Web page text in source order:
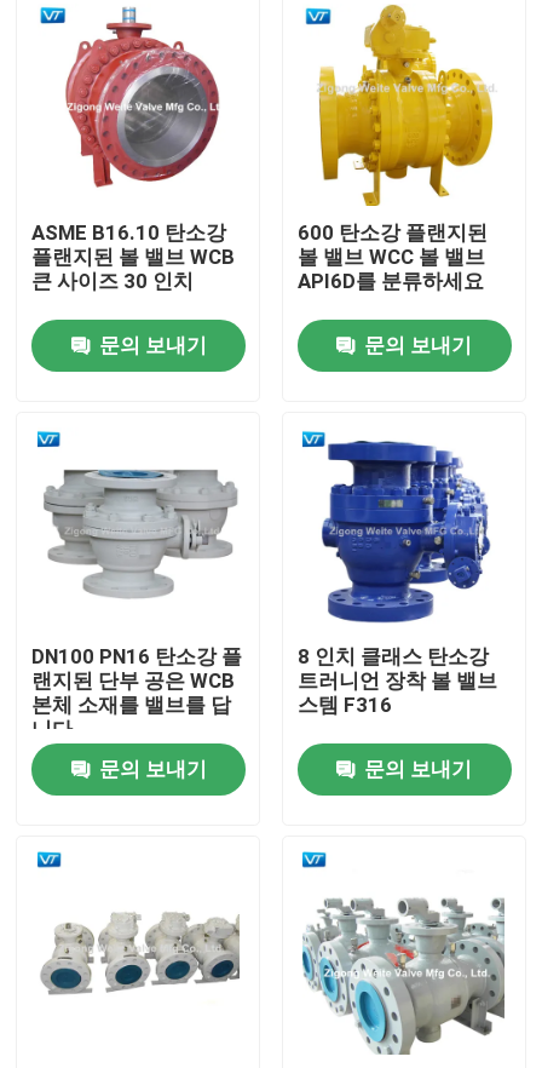
홈
회사 소개
접촉
제품 소개
파이프라인 볼 밸브
천연가스 배관 밸브
탄소강 플랜지된 볼 밸브
ASME B16.10 탄소강
플랜지된 볼 밸브 WCB
큰 사이즈 30 인치
문의 보내기
600 탄소강 플랜지된
볼 밸브 WCC 볼 밸브
API6D를 분류하세요
문의 보내기
DN100 PN16 탄소강 플
랜지된 단부 공은 WCB
본체 소재를 밸브를 답
니다
문의 보내기
8 인치 클래스 탄소강
트러니언 장착 볼 밸브
스템 F316
문의 보내기